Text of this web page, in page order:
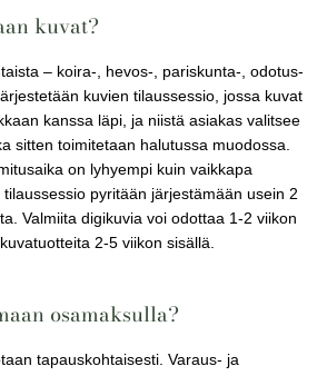
kuvat?
– koira-, hevos-, pariskunta-, odotus-
kuvien tilaussessio, jossa kuvat
kanssa läpi, ja niistä asiakas valitsee
sitten toimitetaan halutussa muodossa.
on lyhyempi kuin vaikkapa
pyritään järjestämään usein 2
Valmiita digikuvia voi odottaa 1-2 viikon
2-5 viikon sisällä.
osamaksulla?
tapauskohtaisesti. Varaus- ja